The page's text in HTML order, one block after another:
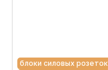
блоки силовых розеток